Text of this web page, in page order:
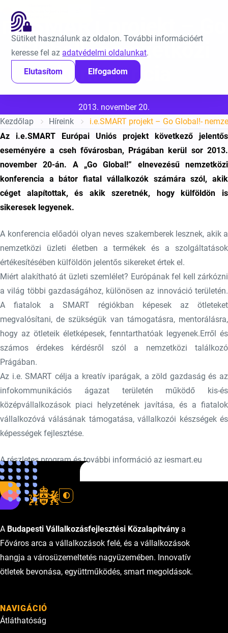
Sütiket használunk az oldalon. További információért
keresse fel az adatvédelmi oldalunkat.
Elutasítom
Elfogadom
Ugrás a tartalomra
i.e.SMART projekt – Go
Global!- nemzetközi
konferencia
Közzétéve:
2013. november 20.
Kezdőlap
Híreink
i.e.SMART projekt – Go Global!-
Az i.e.SMART Európai Uniós projekt következő jelentős
eseményére a cseh fővárosban, Prágában kerül sor 2013.
november 20-án. A „Go Global!” elnevezésű nemzetközi
konferencia a bátor fiatal vállalkozók számára szól, akik
céget alapítottak, és akik szeretnék, hogy külföldön is
sikeresek legyenek.
A konferencia előadói olyan neves szakemberek lesznek, akik a
nemzetközi üzleti életben a termékek és a szolgáltatások
értékesítésében külföldön jelentős sikereket értek el.
Miért alakítható át üzleti szemlélet? Európának fel kell zárkózni
a világ többi gazdaságához, különösen az innováció területén.
A fiatalok a SMART régiókban képesek az ötleteket
megvalósítani, de szükségük van támogatásra, mentorálásra,
hogy az ötleteik életképesek, fenntarthatóak legyenek.Erről és
számos érdekes kérdésről szól a nemzetközi találkozó
Prágában.
Az i.e. SMART célja a kreatív iparágak, a zöld gazdaság és az
infokommunikációs ágazat területén működő kis-és
középvállalkozások piaci helyzetének javítása, és a fiatalok
vállalkozóvá válásának támogatása, vállalkozói készségek és
képességek fejlesztése.
A részletes program és további információ az iesmart.eu
oldalon érhető el.
A Budapesti Vállalkozásfejlesztési Közalapítvány a
Főváros arca a vállalkozások felé, és a vállalkozások
hangja a városüzemeltetés nagyüzemében. Innovatív
ötletek bevonása, együttműködés, smart megoldások.
NAVIGÁCIÓ
Átláthatóság